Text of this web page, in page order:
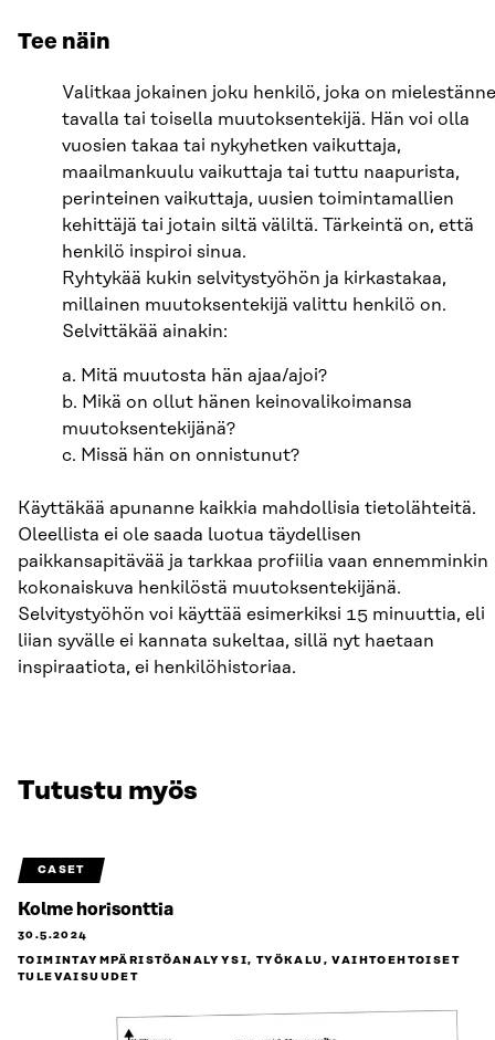
Tee näin
Valitkaa jokainen joku henkilö, joka on mielestänne
tavalla tai toisella muutoksentekijä. Hän voi olla
vuosien takaa tai nykyhetken vaikuttaja,
maailmankuulu vaikuttaja tai tuttu naapurista,
perinteinen vaikuttaja, uusien toimintamallien
kehittäjä tai jotain siltä väliltä. Tärkeintä on, että
henkilö inspiroi sinua.
Ryhtykää kukin selvitystyöhön ja kirkastakaa,
millainen muutoksentekijä valittu henkilö on.
Selvittäkää ainakin:
a. Mitä muutosta hän ajaa/ajoi?
b. Mikä on ollut hänen keinovalikoimansa
muutoksentekijänä?
c. Missä hän on onnistunut?
Käyttäkää apunanne kaikkia mahdollisia tietolähteitä.
Oleellista ei ole saada luotua täydellisen
paikkansapitävää ja tarkkaa profiilia vaan ennemminkin
kokonaiskuva henkilöstä muutoksentekijänä.
Selvitystyöhön voi käyttää esimerkiksi 15 minuuttia, eli
liian syvälle ei kannata sukeltaa, sillä nyt haetaan
inspiraatiota, ei henkilöhistoriaa.
Tutustu myös
CASET
Kolme horisonttia
30.5.2024
TOIMINTAYMPÄRISTÖANALYYSI, TYÖKALU, VAIHTOEHTOISET
TULEVAISUUDET